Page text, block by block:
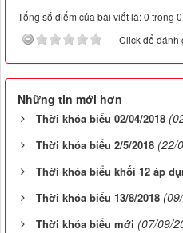
Tổng số điểm của bài viết là: 0 trong
Click để đánh
Những tin mới hơn
Thời khóa biểu 02/04/2018
Thời khóa biểu 2/5/2018 (22/
Thời khóa biểu khối 12 áp
Thời khóa biểu 13/8/2018
Thời khóa biểu mới (07/09/